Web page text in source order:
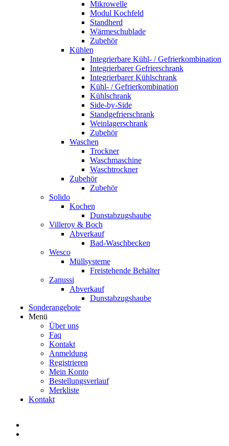
Mikrowelle
Modul Kochfeld
Standherd
Wärmeschublade
Zubehör
Kühlen
Integrierbare Kühl- / Gefrierkombination
Integrierbarer Gefrierschrank
Integrierbarer Kühlschrank
Kühl- / Gefrierkombination
Kühlschrank
Side-by-Side
Standgefrierschrank
Weinlagerschrank
Zubehör
Waschen
Trockner
Waschmaschine
Waschtrockner
Zubehör
Zubehör
Solido
Kochen
Dunstabzugshaube
Villeroy & Boch
Abverkauf
Bad-Waschbecken
Wesco
Müllsysteme
Freistehende Behälter
Zanussi
Abverkauf
Dunstabzugshaube
Sonderangebote
Menü
Über uns
Faq
Kontakt
Anmeldung
Registrieren
Mein Konto
Bestellungsverlauf
Merkliste
Kontakt